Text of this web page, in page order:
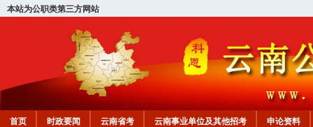
本站为公职类第三方网站
首页 时政要闻 云南省考 云南事业单位及其他招考
申论资料